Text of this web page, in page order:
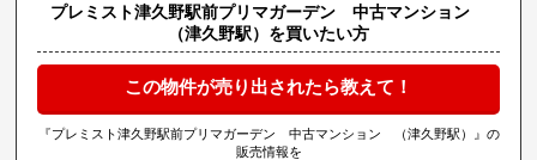
プレミスト津久野駅前プリマガーデン 中古マンション
（津久野駅）を買いたい方
この物件が売り出されたら教えて！
『プレミスト津久野駅前プリマガーデン 中古マンション （津久野駅）』の
販売情報を